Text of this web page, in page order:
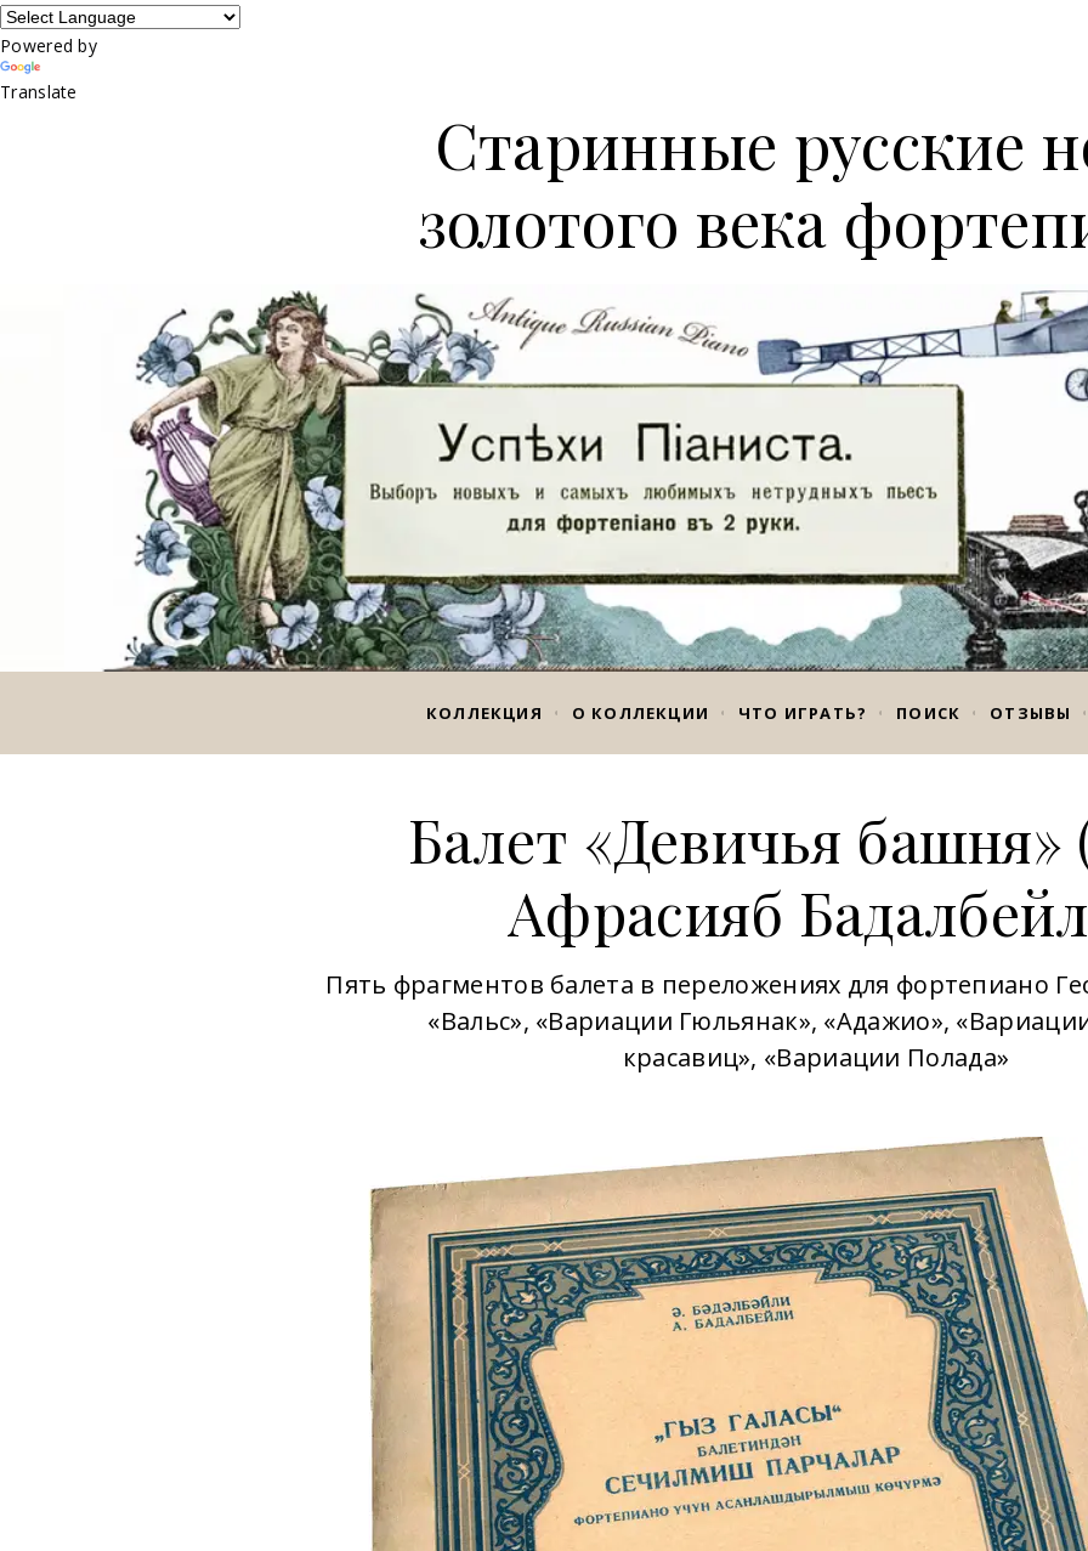
Powered by
Translate
Старинные русские
золотого века
КОЛЛЕКЦИЯ О КОЛЛЕКЦИИ ЧТО ИГРАТЬ? ПОИСК ОТЗЫВЫ
Балет «Девичья башня»
Афрасияб
Пять фрагментов балета в переложениях для фортепиано
«Вальс», «Вариации Гюльянак», «Адажио»,
красавиц», «Вариации Полада»